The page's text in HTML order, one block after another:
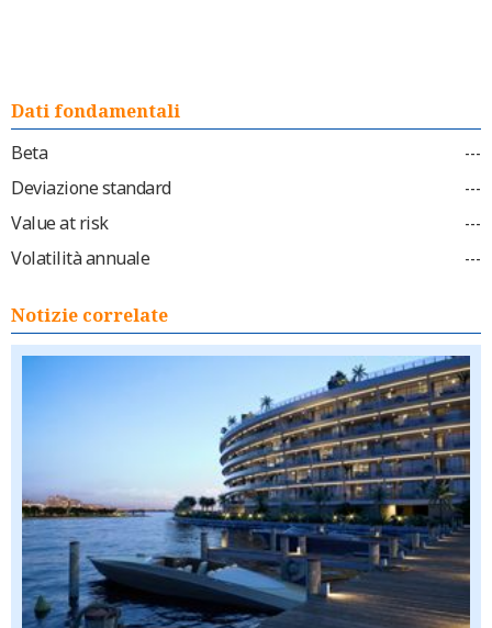
Dati fondamentali
Beta
---
Deviazione standard ---
Value at risk ---
Volatilità annuale ---
Notizie correlate